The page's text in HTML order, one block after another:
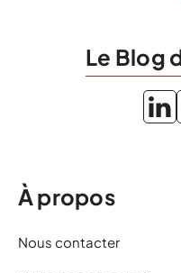
Le Blog
À propos
Nous contacter